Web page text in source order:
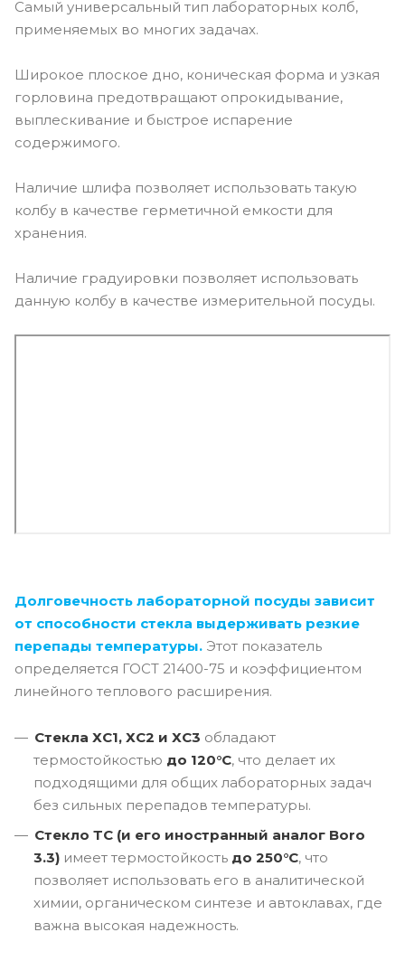
Самый универсальный тип лабораторных колб,
применяемых во многих задачах.
Широкое плоское дно, коническая форма и узкая
горловина предотвращают опрокидывание,
выплескивание и быстрое испарение
содержимого.
Наличие шлифа позволяет использовать такую
колбу в качестве герметичной емкости для
хранения.
Наличие градуировки позволяет использовать
данную колбу в качестве измерительной посуды.
Долговечность лабораторной посуды зависит
от способности стекла выдерживать резкие
перепады температуры. Этот показатель
определяется ГОСТ 21400-75 и коэффициентом
линейного теплового расширения.
Стекла ХС1, ХС2 и ХС3 обладают
термостойкостью до 120°C, что делает их
подходящими для общих лабораторных задач
без сильных перепадов температуры.
Стекло ТС (и его иностранный аналог Boro
3.3) имеет термостойкость до 250°C, что
позволяет использовать его в аналитической
химии, органическом синтезе и автоклавах, где
важна высокая надежность.